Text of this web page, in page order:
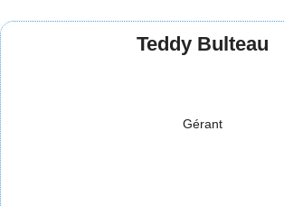
Teddy Bulteau
Gérant